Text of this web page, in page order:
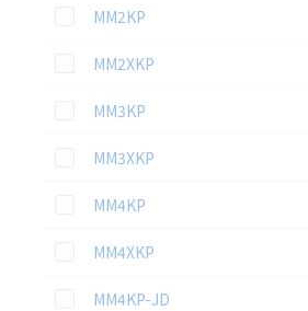
この資料を選択
MM2KP
この資料を選択
MM2XKP
この資料を選択
MM3KP
この資料を選択
MM3XKP
この資料を選択
MM4KP
この資料を選択
MM4XKP
この資料を選択
MM4KP-JD